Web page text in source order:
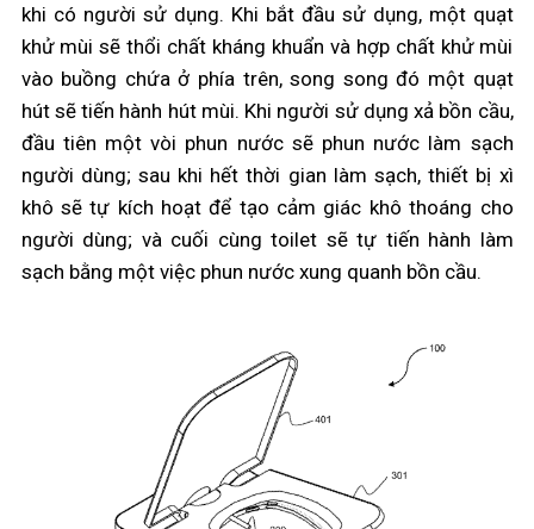
khi có người sử dụng. Khi bắt đầu sử dụng, một quạt
khử mùi sẽ thổi chất kháng khuẩn và hợp chất khử mùi
vào buồng chứa ở phía trên, song song đó một quạt
hút sẽ tiến hành hút mùi. Khi người sử dụng xả bồn cầu,
đầu tiên một vòi phun nước sẽ phun nước làm sạch
người dùng; sau khi hết thời gian làm sạch, thiết bị xì
khô sẽ tự kích hoạt để tạo cảm giác khô thoáng cho
người dùng; và cuối cùng toilet sẽ tự tiến hành làm
sạch bằng một việc phun nước xung quanh bồn cầu.